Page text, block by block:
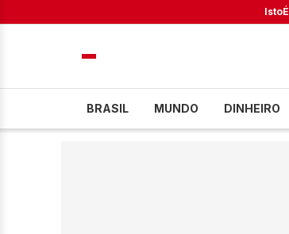
IstoÉ
BRASIL MUNDO DINHEIRO